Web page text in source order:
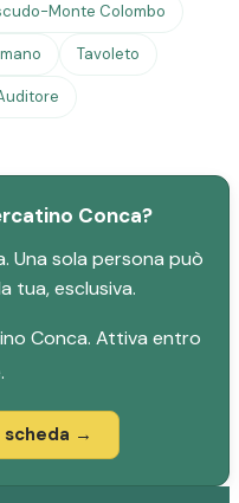
Monte Colombo
Tavoleto
Conca?
Una sola persona può
tua, esclusiva.
Conca. Attiva entro
scheda →